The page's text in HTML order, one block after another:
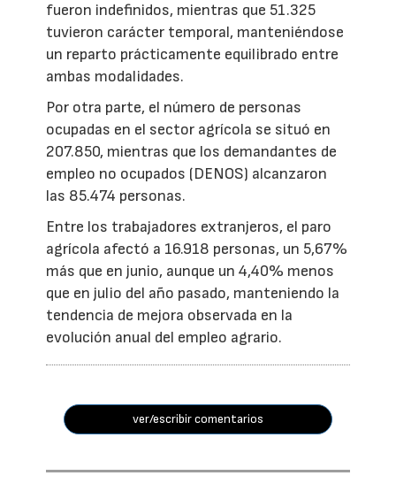
fueron indefinidos, mientras que 51.325
tuvieron carácter temporal, manteniéndose
un reparto prácticamente equilibrado entre
ambas modalidades.
Por otra parte, el número de personas
ocupadas en el sector agrícola se situó en
207.850, mientras que los demandantes de
empleo no ocupados (DENOS) alcanzaron
las 85.474 personas.
Entre los trabajadores extranjeros, el paro
agrícola afectó a 16.918 personas, un 5,67%
más que en junio, aunque un 4,40% menos
que en julio del año pasado, manteniendo la
tendencia de mejora observada en la
evolución anual del empleo agrario.
ver/escribir comentarios